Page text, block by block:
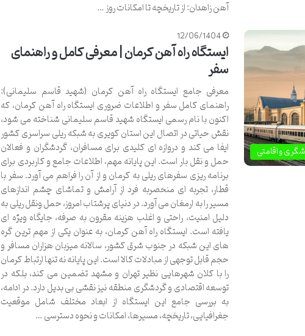
آهن زاهدان: از تاریخچه تا امکانات روز …
و اقامتی
12/06/1404
ایستگاه راه آهن کرمان | معرفی کامل و راهنمای
سفر
معرفی جامع ایستگاه راه آهن کرمان (شهید قاسم سلیمانی):
راهنمای کامل سفر و اطلاعات ضروری ایستگاه راه آهن کرمان، که
اکنون با نام رسمی ایستگاه شهید قاسم سلیمانی شناخته می شود،
نقش حیاتی در اتصال این استان کویری به شبکه ریلی سراسری کشور
ایفا می کند و دروازه ای کلیدی برای مسافران، گردشگران و فعالان
حمل و نقل بار است. این پایانه مهم، اطلاعات جامع و کاربردی برای
برنامه ریزی سفرهای ریلی به کرمان و از آن را فراهم می آورد. سفر با
قطار، تجربه ای منحصربه فرد از آرامش و تماشای چشم اندازهای
مسیر را به ارمغان می آورد. در دنیای پرشتاب امروز، حمل ونقل ریلی به
دلیل امنیت، راحتی و اغلب هزینه مقرون به صرفه، جایگاه ویژه ای
یافته است. ایستگاه راه آهن کرمان، به عنوان یکی از مهم ترین گره
های این شبکه در جنوب شرق کشور، سالانه میزبان هزاران مسافر و
حجم قابل توجهی از مبادلات کالا است. این پایانه نه تنها ارتباط کرمان
را با کلان شهرهایی نظیر تهران و مشهد تضمین می کند، بلکه در
توسعه اقتصادی و گردشگری منطقه نیز نقشی بی بدیل دارد. در ادامه،
به بررسی جامع این ایستگاه از ابعاد مختلف شامل موقعیت
جغرافیایی، تاریخچه، مسیرها، امکانات و نحوه دسترسی …